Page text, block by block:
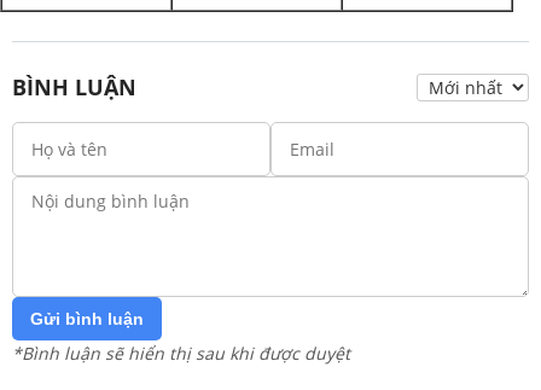
BÌNH LUẬN
Gửi bình luận
*Bình luận sẽ hiển thị sau khi được duyệt